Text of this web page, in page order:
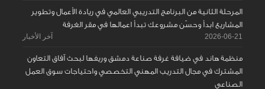
المرحلة الثانية من البرنامج التدريبي العالمي في ريادة الأعمال وتطوير
المشاريع ابدأ وحسّن مشروعك تبدأ اعمالها في مقر الغرفة
2026-06-21 آخر الأخبار
منظمة هاند في ضيافة غرفة صناعة دمشق وريفها لبحث آفاق التعاون
المشترك في مجال التدريب المهني التخصصي واحتياجات سوق العمل
الصناعي